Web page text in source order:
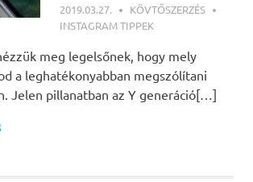
2019.03.27.
KÖVTŐSZERZÉS
INSTAGRAM TIPPEK
meg legelsőnek, hogy mely
a leghatékonyabban megszólítani
Jelen pillanatban az Y generáció[…]